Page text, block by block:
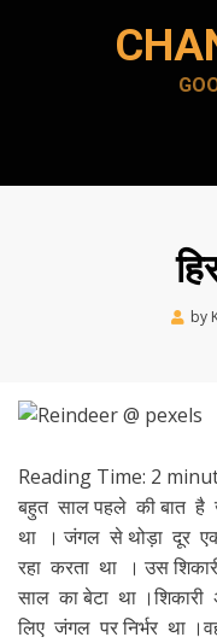
by
Reading Time: 2
बहुत साल पहले की बात है
था । जंगल से थोड़ा दूर एक
रहा करता था । उस
साल का बेटा था
लिए जंगल पर निर्भर था